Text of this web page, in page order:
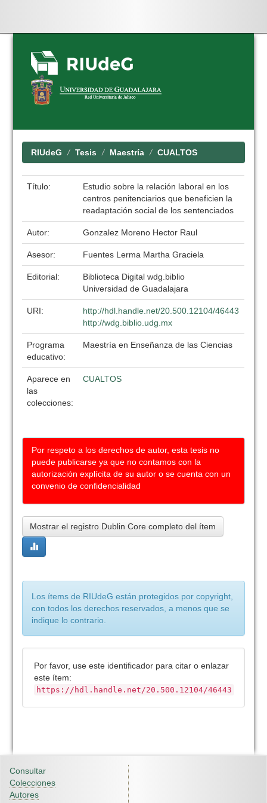
Skip
navigation
RIUdeG Tesis Maestría CUALTOS
Título:
Estudio sobre la relación laboral en los
centros penitenciarios que beneficien la
readaptación social de los sentenciados
Autor: Gonzalez Moreno Hector Raul
Asesor: Fuentes Lerma Martha Graciela
Editorial:
Biblioteca Digital wdg.biblio
Universidad de Guadalajara
URI:
http://hdl.handle.net/20.500.12104/46443
http://wdg.biblio.udg.mx
Programa
educativo:
Maestría en Enseñanza de las Ciencias
Aparece en
las
colecciones:
CUALTOS
Por respeto a los derechos de autor, esta tesis no
puede publicarse ya que no contamos con la
autorización explícita de su autor o se cuenta con un
convenio de confidencialidad
Mostrar el registro Dublin Core completo del ítem
Los ítems de RIUdeG están protegidos por copyright,
con todos los derechos reservados, a menos que se
indique lo contrario.
Por favor, use este identificador para citar o enlazar
este ítem:
https://hdl.handle.net/20.500.12104/46443
Consultar
Colecciones
Autores